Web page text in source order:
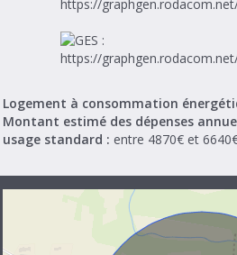
Logement à consommation
Montant estimé des dépenses
usage standard : entre 4870€ et